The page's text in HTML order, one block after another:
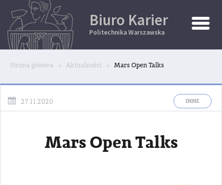
Toggle
Biuro Karier
Politechnika Warszawska
Strona główna Aktualności Mars Open Talks
27.11.2020 INNE
Mars Open Talks